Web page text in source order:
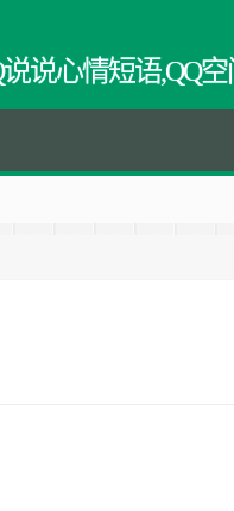
说心情短语,QQ